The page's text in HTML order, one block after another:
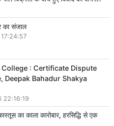
का संजाल
: Certificate Dispute
Deepak Bahadur Shakya
22:16:19
का काला कारोबार, हरसिद्धि से एक